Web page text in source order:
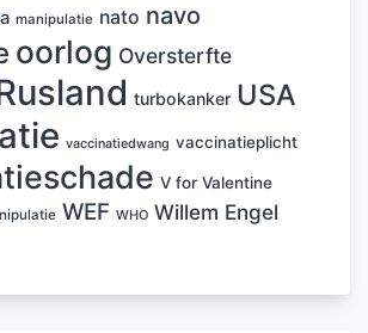
manipulatie nato navo
oorlog Oversterfte
turbokanker USA
vaccinatiedwang vaccinatieplicht
V for Valentine
WEF WHO Willem Engel